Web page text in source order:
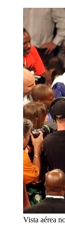
Vista aérea